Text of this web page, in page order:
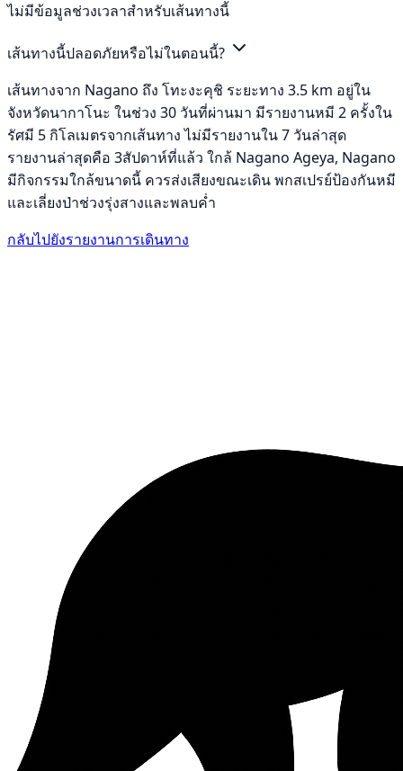
ไม่มีข้อมูลช่วงเวลาสำหรับเส้นทางนี้
เส้นทางนี้ปลอดภัยหรือไม่ในตอนนี้?
เส้นทางจาก Nagano ถึง โทะงะคุชิ ระยะทาง 3.5 km อยู่ใน
จังหวัดนากาโนะ ในช่วง 30 วันที่ผ่านมา มีรายงานหมี 2 ครั้งใน
รัศมี 5 กิโลเมตรจากเส้นทาง ไม่มีรายงานใน 7 วันล่าสุด
รายงานล่าสุดคือ 3สัปดาห์ที่แล้ว ใกล้ Nagano Ageya, Nagano
มีกิจกรรมใกล้ขนาดนี้ ควรส่งเสียงขณะเดิน พกสเปรย์ป้องกันหมี
และเลี่ยงป่าช่วงรุ่งสางและพลบค่ำ
กลับไปยังรายงานการเดินทาง